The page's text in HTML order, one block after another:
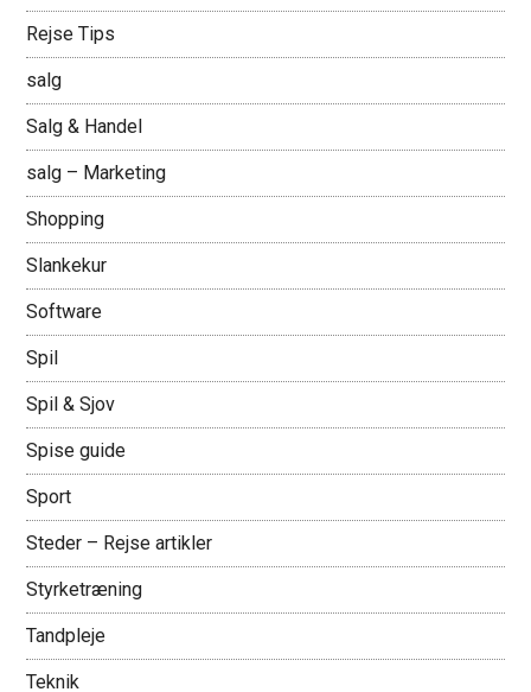
Rejse Tips
salg
Salg & Handel
salg – Marketing
Shopping
Slankekur
Software
Spil
Spil & Sjov
Spise guide
Sport
Steder – Rejse artikler
Styrketræning
Tandpleje
Teknik